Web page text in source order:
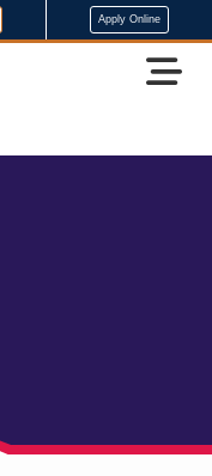
Apply Online